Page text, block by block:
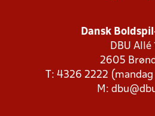
Dansk
DBU Allé 1
2605
T: 4326 2222
M: